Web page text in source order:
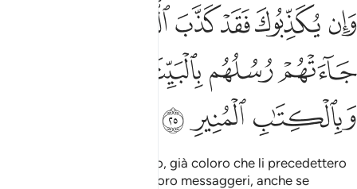
وان يكذبوك فقد كذب الذين من قبلهم جاءتهم رسلهم بالبينات وبالزبر
وَإِن يُكَذِّبُوكَ فَقَدْ كَذَّبَ ٱلَّذِينَ مِن قَبْلِهِمْ جَآءَتْهُمْ رُسُلُهُم
ﱶﱷﱸﱹﱺ
ﱽﱾﱿ
ﲁﲂﲃ
E se ti trattano da bugiardo, già coloro che li precedettero
tacciarono di menzogna i loro messaggeri, anche se